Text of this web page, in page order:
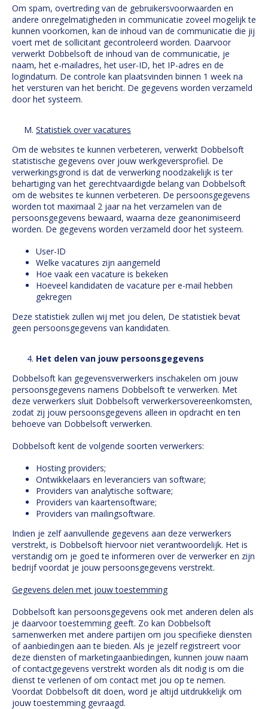
Om spam, overtreding van de gebruikersvoorwaarden en
andere onregelmatigheden in communicatie zoveel mogelijk te
kunnen voorkomen, kan de inhoud van de communicatie die jij
voert met de sollicitant gecontroleerd worden. Daarvoor
verwerkt Dobbelsoft de inhoud van de communicatie, je
naam, het e-mailadres, het user-ID, het IP-adres en de
logindatum. De controle kan plaatsvinden binnen 1 week na
het versturen van het bericht. De gegevens worden verzameld
door het systeem.
Statistiek over vacatures
Om de websites te kunnen verbeteren, verwerkt Dobbelsoft
statistische gegevens over jouw werkgeversprofiel. De
verwerkingsgrond is dat de verwerking noodzakelijk is ter
behartiging van het gerechtvaardigde belang van Dobbelsoft
om de websites te kunnen verbeteren. De persoonsgegevens
worden tot maximaal 2 jaar na het verzamelen van de
persoonsgegevens bewaard, waarna deze geanonimiseerd
worden. De gegevens worden verzameld door het systeem.
User-ID
Welke vacatures zijn aangemeld
Hoe vaak een vacature is bekeken
Hoeveel kandidaten de vacature per e-mail hebben
gekregen
Deze statistiek zullen wij met jou delen, De statistiek bevat
geen persoonsgegevens van kandidaten.
Het delen van jouw persoonsgegevens
Dobbelsoft kan gegevensverwerkers inschakelen om jouw
persoonsgegevens namens Dobbelsoft te verwerken. Met
deze verwerkers sluit Dobbelsoft verwerkersovereenkomsten,
zodat zij jouw persoonsgegevens alleen in opdracht en ten
behoeve van Dobbelsoft verwerken.
Dobbelsoft kent de volgende soorten verwerkers:
Hosting providers;
Ontwikkelaars en leveranciers van software;
Providers van analytische software;
Providers van kaartensoftware;
Providers van mailingsoftware.
Indien je zelf aanvullende gegevens aan deze verwerkers
verstrekt, is Dobbelsoft hiervoor niet verantwoordelijk. Het is
verstandig om je goed te informeren over de verwerker en zijn
bedrijf voordat je jouw persoonsgegevens verstrekt.
Gegevens delen met jouw toestemming
Dobbelsoft kan persoonsgegevens ook met anderen delen als
je daarvoor toestemming geeft. Zo kan Dobbelsoft
samenwerken met andere partijen om jou specifieke diensten
of aanbiedingen aan te bieden. Als je jezelf registreert voor
deze diensten of marketingaanbiedingen, kunnen jouw naam
of contactgegevens verstrekt worden als dit nodig is om die
dienst te verlenen of om contact met jou op te nemen.
Voordat Dobbelsoft dit doen, word je altijd uitdrukkelijk om
jouw toestemming gevraagd.